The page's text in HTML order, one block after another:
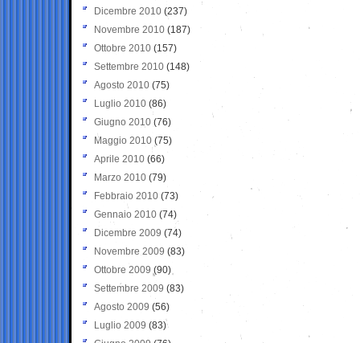
Dicembre 2010 (237)
Novembre 2010 (187)
Ottobre 2010 (157)
Settembre 2010 (148)
Agosto 2010 (75)
Luglio 2010 (86)
Giugno 2010 (76)
Maggio 2010 (75)
Aprile 2010 (66)
Marzo 2010 (79)
Febbraio 2010 (73)
Gennaio 2010 (74)
Dicembre 2009 (74)
Novembre 2009 (83)
Ottobre 2009 (90)
Settembre 2009 (83)
Agosto 2009 (56)
Luglio 2009 (83)